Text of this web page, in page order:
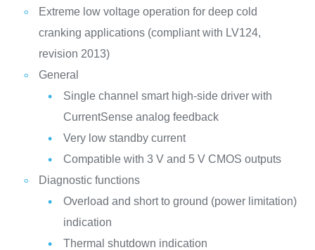
Extreme low voltage operation for deep cold
cranking applications (compliant with LV124,
revision 2013)
General
Single channel smart high-side driver with
CurrentSense analog feedback
Very low standby current
Compatible with 3 V and 5 V CMOS outputs
Diagnostic functions
Overload and short to ground (power limitation)
indication
Thermal shutdown indication